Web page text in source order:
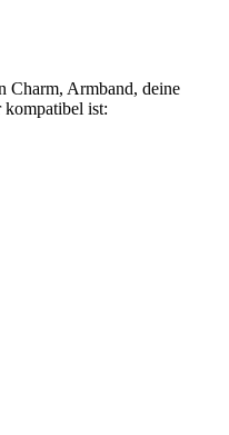
Charm, Armband, deine
kompatibel ist: